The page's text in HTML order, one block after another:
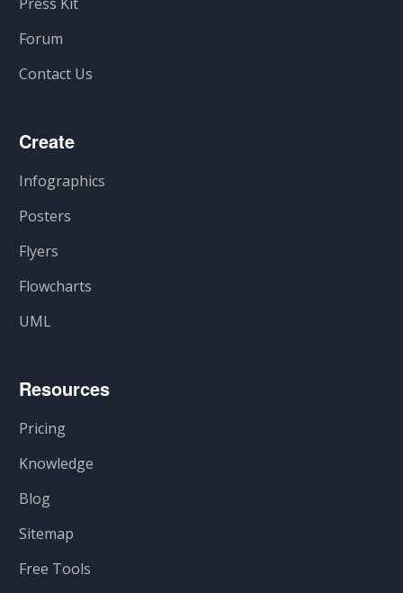
Forum
Contact Us
Create
Infographics
Posters
Flyers
Flowcharts
UML
Resources
Pricing
Knowledge
Blog
Sitemap
Free Tools